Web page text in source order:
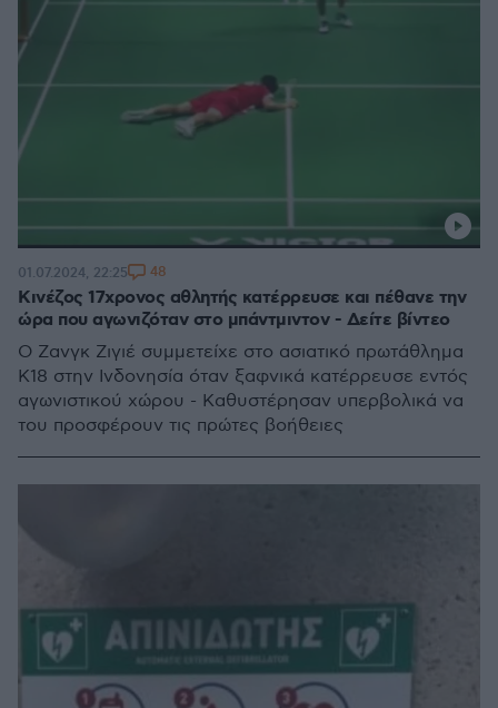
Κινέζος 17χρονος αθλητής κατέρρευσε και πέθανε την
ώρα που αγωνιζόταν στο μπάντμιντον - Δείτε βίντεο
Ο Ζανγκ Ζιγιέ συμμετείχε στο ασιατικό πρωτάθλημα
Κ18 στην Ινδονησία όταν ξαφνικά κατέρρευσε εντός
αγωνιστικού χώρου - Καθυστέρησαν υπερβολικά να
του προσφέρουν τις πρώτες βοήθειες
01.07.2024, 22:25 48